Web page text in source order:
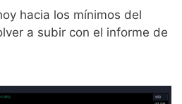
hacia los mínimos del
a subir con el informe de